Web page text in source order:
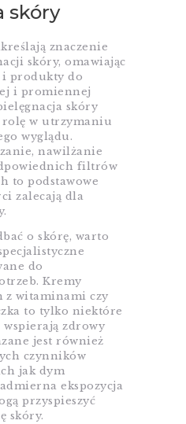
skóry
znaczenie
skóry, omawiając
produkty do
i promiennej
skóry
rolę w utrzymaniu
wyglądu.
nawilżanie
filtrów
to podstawowe
zalecają dla
o skórę, warto
do
Kremy
z witaminami czy
to tylko niektóre
zdrowy
jest również
czynników
jak dym
ekspozycja
przyspieszyć
skóry.